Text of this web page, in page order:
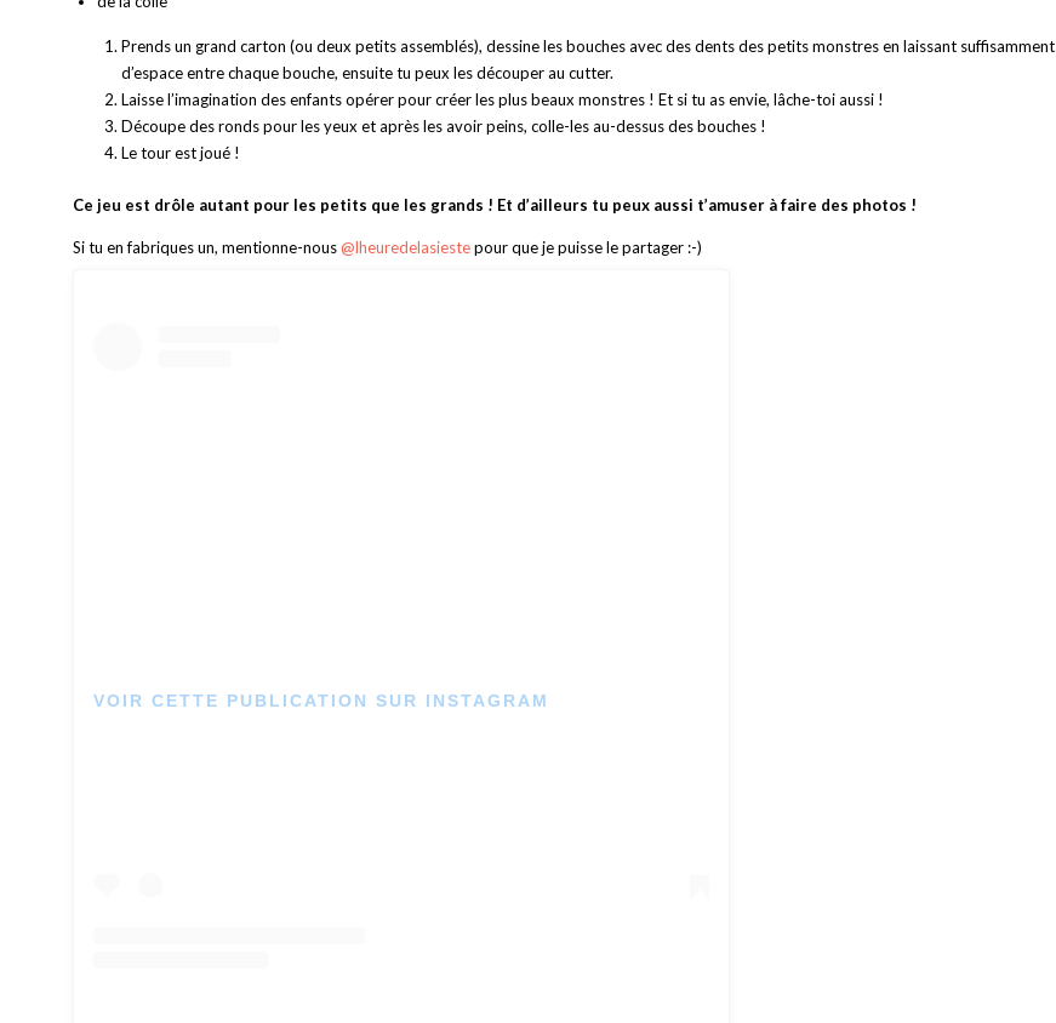
Prends un grand carton (ou deux petits assemblés), dessine les bouches avec des dents des petits monstres en laissant suffisamment
d’espace entre chaque bouche, ensuite tu peux les découper au cutter.
Laisse l’imagination des enfants opérer pour créer les plus beaux monstres ! Et si tu as envie, lâche-toi aussi !
Découpe des ronds pour les yeux et après les avoir peins, colle-les au-dessus des bouches !
Le tour est joué !
Ce jeu est drôle autant pour les petits que les grands ! Et d’ailleurs tu peux aussi t’amuser à faire des photos !
Si tu en fabriques un, mentionne-nous@lheuredelasiestepour que je puisse le partager :-)
VOIR CETTE PUBLICATION SUR INSTAGRAM